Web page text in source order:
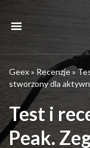
Geex» Recenzje»
stworzony dla
Test i
Peak.